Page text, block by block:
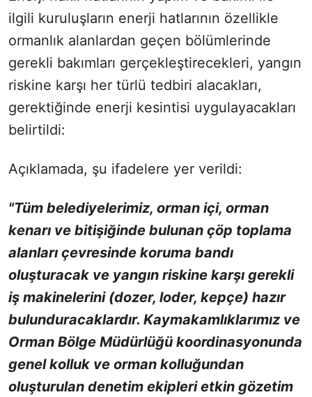
ilgili kuruluşların enerji hatlarının özellikle
ormanlık alanlardan geçen bölümlerinde
gerekli bakımları gerçekleştirecekleri, yangın
riskine karşı her türlü tedbiri alacakları,
gerektiğinde enerji kesintisi uygulayacakları
belirtildi:
Açıklamada, şu ifadelere yer verildi:
"Tüm belediyelerimiz, orman içi, orman
kenarı ve bitişiğinde bulunan çöp toplama
alanları çevresinde koruma bandı
oluşturacak ve yangın riskine karşı gerekli
iş makinelerini (dozer, loder, kepçe) hazır
bulunduracaklardır. Kaymakamlıklarımız ve
Orman Bölge Müdürlüğü koordinasyonunda
genel kolluk ve orman kolluğundan
oluşturulan denetim ekipleri etkin gözetim